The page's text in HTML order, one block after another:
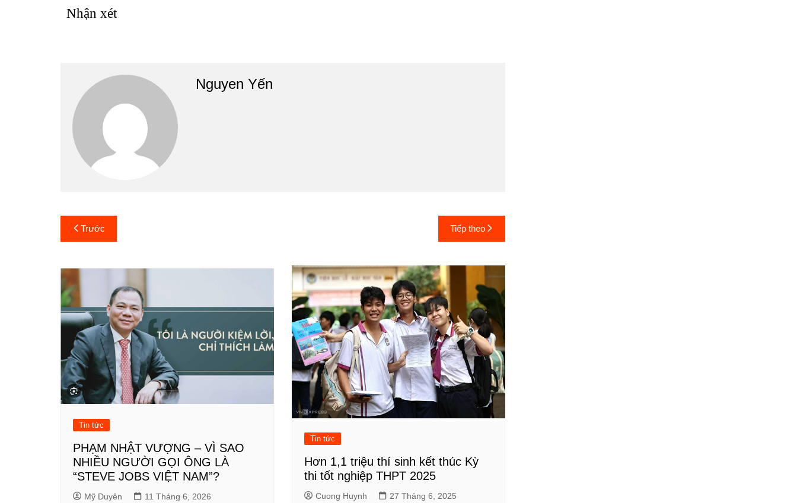
Nhận xét
Nguyen Yến
Điều
hướng
bài
viết
Trước Tiếp theo
Tin tức
PHẠM NHẬT VƯỢNG – VÌ SAO
NHIỀU NGƯỜI GỌI ÔNG LÀ
“STEVE JOBS VIỆT NAM”?
Mỹ Duyên 11 Tháng 6, 2026
Tin tức
Hơn 1,1 triệu thí sinh kết thúc Kỳ
thi tốt nghiệp THPT 2025
Cuong Huynh 27 Tháng 6, 2025